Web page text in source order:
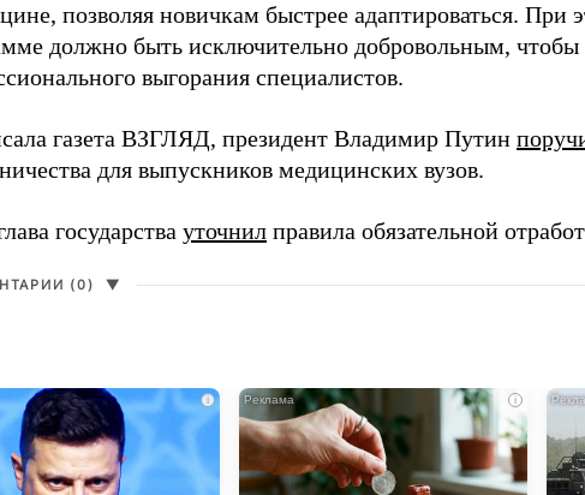
позволяя новичкам быстрее адаптироваться. При
должно быть исключительно добровольным, чтобы
выгорания специалистов.
газета ВЗГЛЯД, президент Владимир Путин
для выпускников медицинских вузов.
государства уточнил правила обязательной
(0) ▼
i i